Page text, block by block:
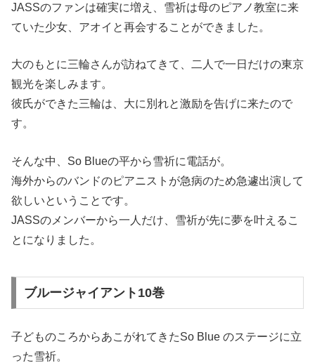
JASSのファンは確実に増え、雪祈は母のピアノ教室に来
ていた少女、アオイと再会することができました。
大のもとに三輪さんが訪ねてきて、二人で一日だけの東京
観光を楽しみます。
彼氏ができた三輪は、大に別れと激励を告げに来たので
す。
そんな中、So Blueの平から雪祈に電話が。
海外からのバンドのピアニストが急病のため急遽出演して
欲しいということです。
JASSのメンバーから一人だけ、雪祈が先に夢を叶えるこ
とになりました。
ブルージャイアント10巻
子どものころからあこがれてきたSo Blue のステージに立
った雪祈。